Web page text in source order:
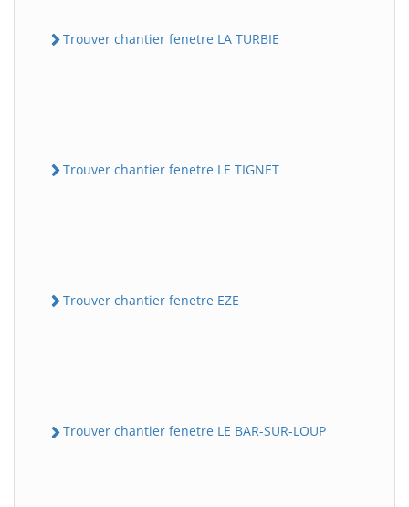
Trouver chantier fenetre LA TURBIE
Trouver chantier fenetre LE TIGNET
Trouver chantier fenetre EZE
Trouver chantier fenetre LE BAR-SUR-LOUP